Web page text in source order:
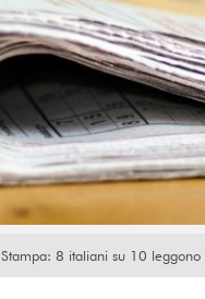
Stampa: 8 italiani su 10